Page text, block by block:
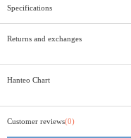
Specifications
Returns and exchanges
Hanteo Chart
Customer reviews(0)